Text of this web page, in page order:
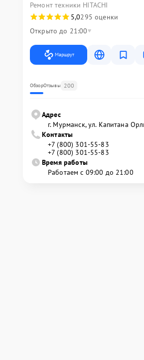
Ремонт техники HITACHI
5,0295 оценки
Открыто до 21:00
Маршрут
ОбзорОтзывы 200
Адрес
г. Мурманск, ул. Капитана
Контакты
+7 (800) 301-55-83
+7 (800) 301-55-83
Время работы
Работаем с 09:00 до 21:00